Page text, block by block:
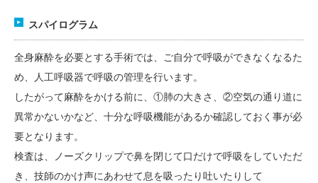
スパイログラム
全身麻酔を必要とする手術では、ご自分で呼吸ができなくなるた
め、人工呼吸器で呼吸の管理を行います。
したがって麻酔をかける前に、①肺の大きさ、②空気の通り道に
異常かないかなど、十分な呼吸機能があるか確認しておく事が必
要となります。
検査は、ノーズクリップで鼻を閉じて口だけで呼吸をしていただ
き、技師のかけ声にあわせて息を吸ったり吐いたりして